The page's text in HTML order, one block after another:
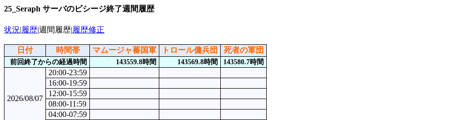
25_Seraph サーバのビシージ終了週間履歴
状況|履歴|週間履歴|履歴修正
日付 時間帯 マムージャ蕃国軍 トロール傭兵団 死者の軍団
前回終了からの経過時間 143559.8時間 143569.8時間 143580.7時間
2026/08/07
20:00-23:59
16:00-19:59
12:00-15:59
08:00-11:59
04:00-07:59